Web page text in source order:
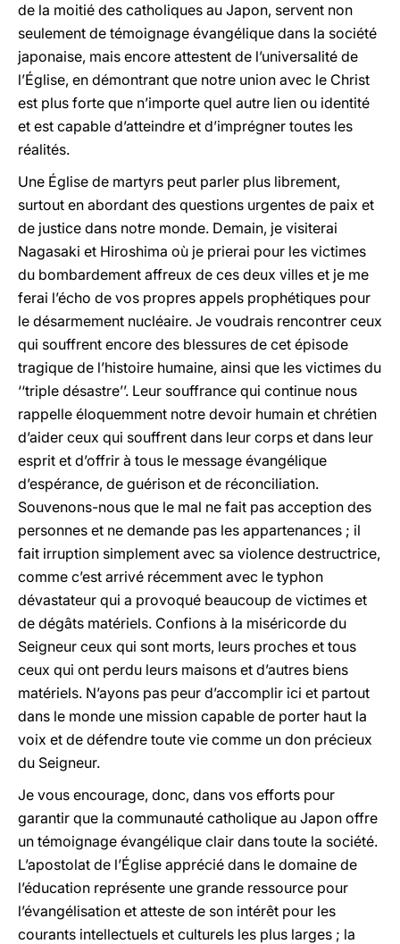
de la moitié des catholiques au Japon, servent non
seulement de témoignage évangélique dans la société
japonaise, mais encore attestent de l’universalité de
l’Église, en démontrant que notre union avec le Christ
est plus forte que n’importe quel autre lien ou identité
et est capable d’atteindre et d’imprégner toutes les
réalités.
Une Église de martyrs peut parler plus librement,
surtout en abordant des questions urgentes de paix et
de justice dans notre monde. Demain, je visiterai
Nagasaki et Hiroshima où je prierai pour les victimes
du bombardement affreux de ces deux villes et je me
ferai l’écho de vos propres appels prophétiques pour
le désarmement nucléaire. Je voudrais rencontrer ceux
qui souffrent encore des blessures de cet épisode
tragique de l’histoire humaine, ainsi que les victimes du
‘‘triple désastre’’. Leur souffrance qui continue nous
rappelle éloquemment notre devoir humain et chrétien
d’aider ceux qui souffrent dans leur corps et dans leur
esprit et d’offrir à tous le message évangélique
d’espérance, de guérison et de réconciliation.
Souvenons-nous que le mal ne fait pas acception des
personnes et ne demande pas les appartenances ; il
fait irruption simplement avec sa violence destructrice,
comme c’est arrivé récemment avec le typhon
dévastateur qui a provoqué beaucoup de victimes et
de dégâts matériels. Confions à la miséricorde du
Seigneur ceux qui sont morts, leurs proches et tous
ceux qui ont perdu leurs maisons et d’autres biens
matériels. N’ayons pas peur d’accomplir ici et partout
dans le monde une mission capable de porter haut la
voix et de défendre toute vie comme un don précieux
du Seigneur.
Je vous encourage, donc, dans vos efforts pour
garantir que la communauté catholique au Japon offre
un témoignage évangélique clair dans toute la société.
L’apostolat de l’Église apprécié dans le domaine de
l’éducation représente une grande ressource pour
l’évangélisation et atteste de son intérêt pour les
courants intellectuels et culturels les plus larges ; la